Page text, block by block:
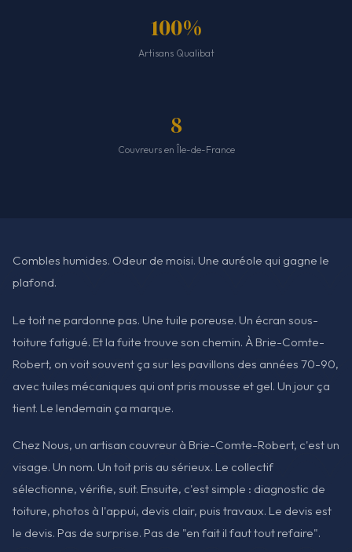
100%
Artisans Qualibat
8
Couvreurs en Île-de-France
Combles humides. Odeur de moisi. Une auréole qui gagne le
plafond.
Le toit ne pardonne pas. Une tuile poreuse. Un écran sous-
toiture fatigué. Et la fuite trouve son chemin. À Brie-Comte-
Robert, on voit souvent ça sur les pavillons des années 70-90,
avec tuiles mécaniques qui ont pris mousse et gel. Un jour ça
tient. Le lendemain ça marque.
Chez Nous, un artisan couvreur à Brie-Comte-Robert, c'est un
visage. Un nom. Un toit pris au sérieux. Le collectif
sélectionne, vérifie, suit. Ensuite, c'est simple : diagnostic de
toiture, photos à l'appui, devis clair, puis travaux. Le devis est
le devis. Pas de surprise. Pas de "en fait il faut tout refaire".